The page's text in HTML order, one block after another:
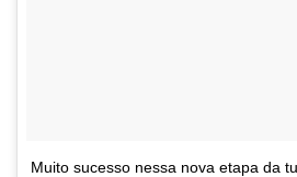
Muito sucesso nessa nova etapa da